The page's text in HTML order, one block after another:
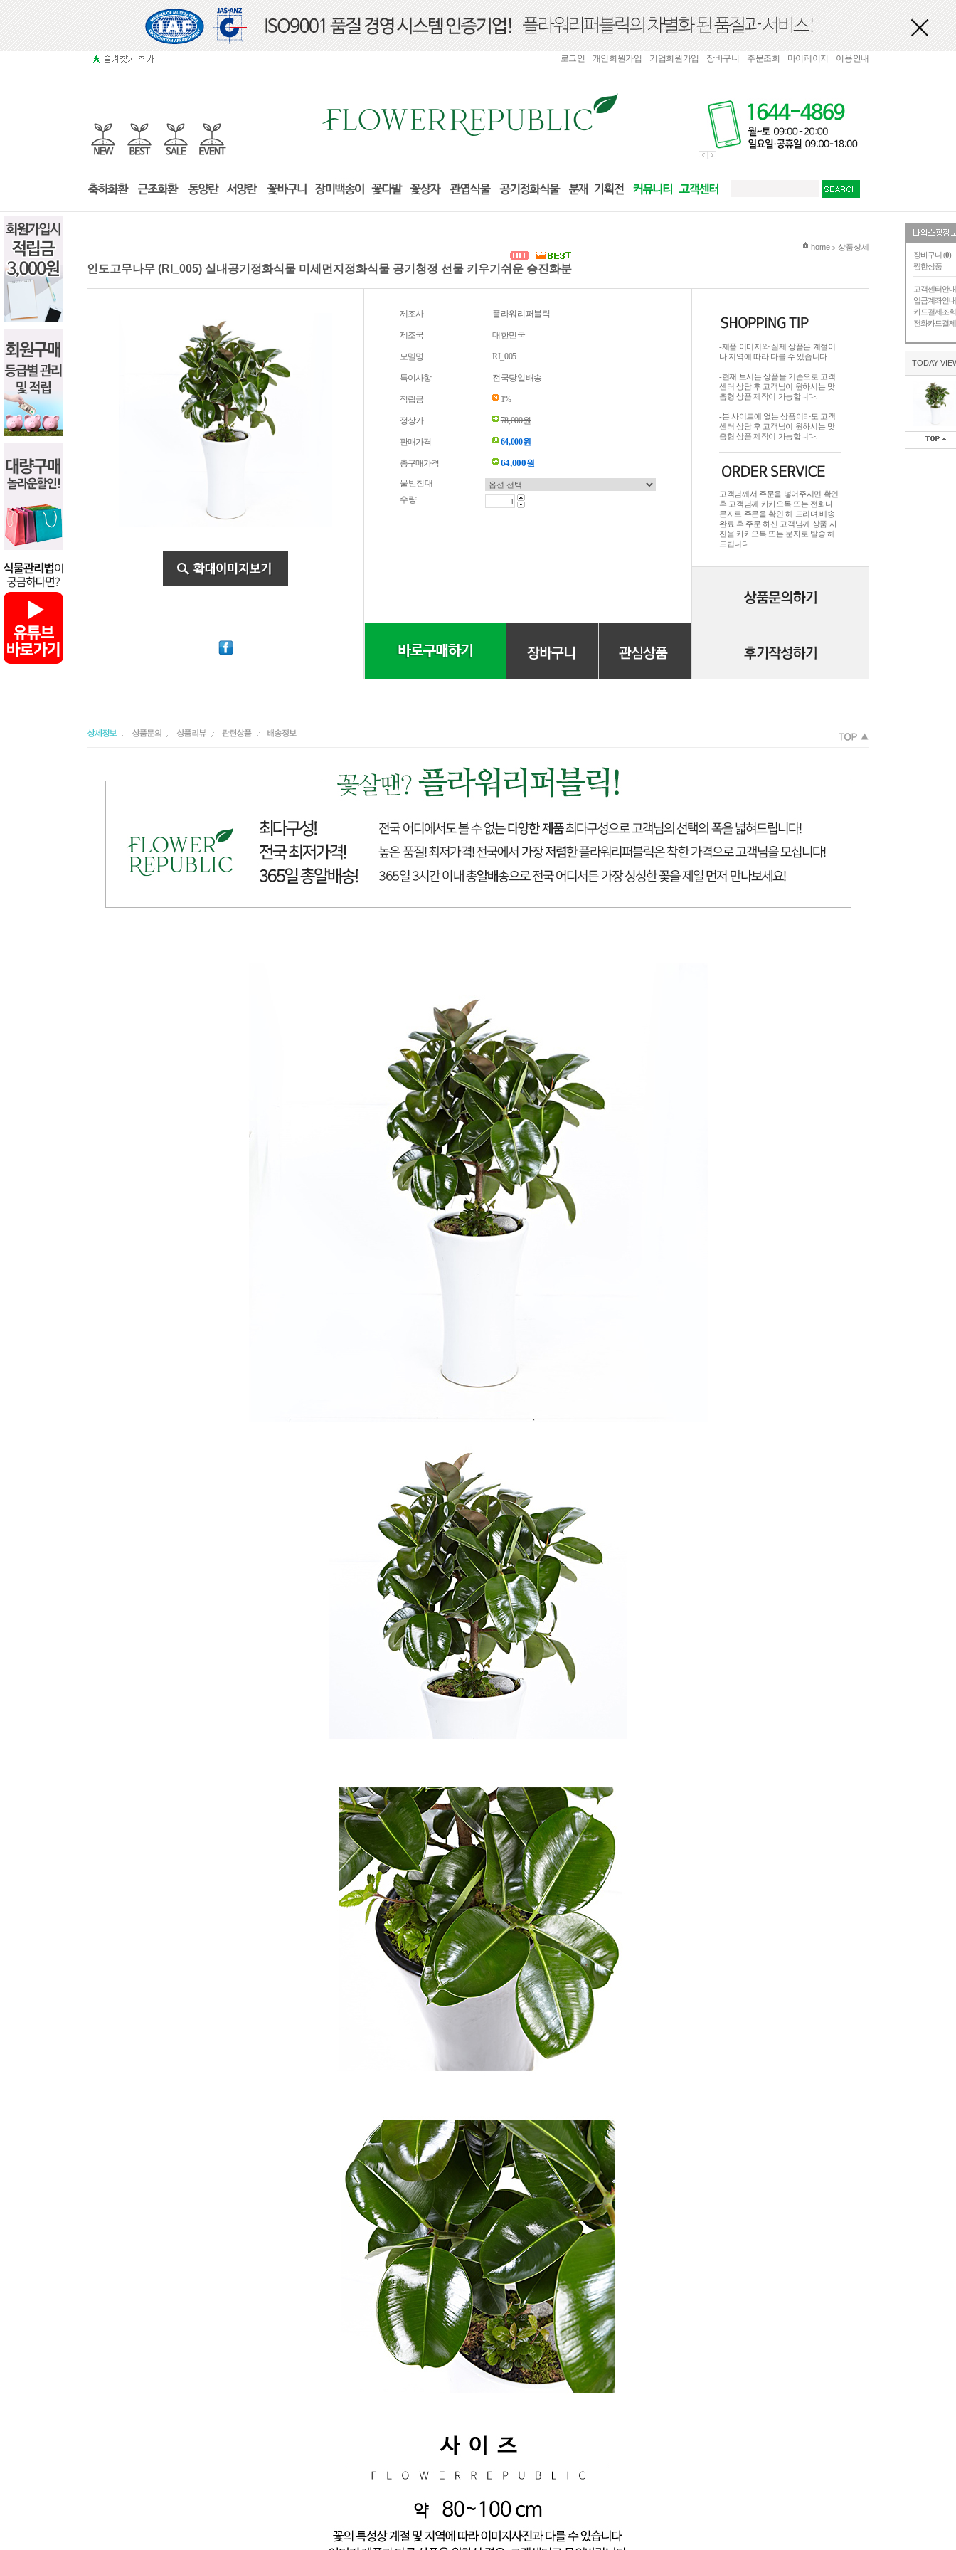
장바구니 (0)
찜한상품
고객센터안내
입금계좌안내
카드결제조회
전화카드결제
TODAY
로그인 개인회원가입 기업회원가입 장바구니 주문조회 마이페이지 이용안내
현재 위치
home > 상품상세
인도고무나무 (RI_005) 실내공기정화식물 미세먼지정화식물 공기청정 선물 키우기쉬운 승진화분
제조사 플라워리퍼블릭
제조국 대한민국
모델명 RI_005
특이사항 전국당일배송
적립금 1%
정상가 78,000원
판매가격 64,000원
총구매가격 64,000원
물받침대
수량
-제품 이미지와 실제 상품은 계절이
나 지역에 따라 다를 수 있습니다.
-현재 보시는 상품을 기준으로 고객
센터 상담 후 고객님이 원하시는 맞
춤형 상품 제작이 가능합니다.
-본 사이트에 없는 상품이라도 고객
센터 상담 후 고객님이 원하시는 맞
춤형 상품 제작이 가능합니다.
고객님께서 주문을 넣어주시면 확인
후 고객님께 카카오톡 또는 전화나
문자로 주문을 확인 해 드리며.배송
완료 후 주문 하신 고객님께 상품 사
진을 카카오톡 또는 문자로 발송 해
드립니다.